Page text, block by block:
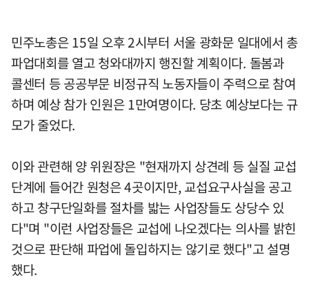
민주노총은 15일 오후 2시부터 서울 광화문 일대에서 총
파업대회를 열고 청와대까지 행진할 계획이다. 돌봄과
콜센터 등 공공부문 비정규직 노동자들이 주력으로 참여
하며 예상 참가 인원은 1만여명이다. 당초 예상보다는 규
모가 줄었다.
이와 관련해 양 위원장은 "현재까지 상견례 등 실질 교섭
단계에 들어간 원청은 4곳이지만, 교섭요구사실을 공고
하고 창구단일화를 절차를 밟는 사업장들도 상당수 있
다"며 "이런 사업장들은 교섭에 나오겠다는 의사를 밝힌
것으로 판단해 파업에 돌입하지는 않기로 했다"고 설명
했다.